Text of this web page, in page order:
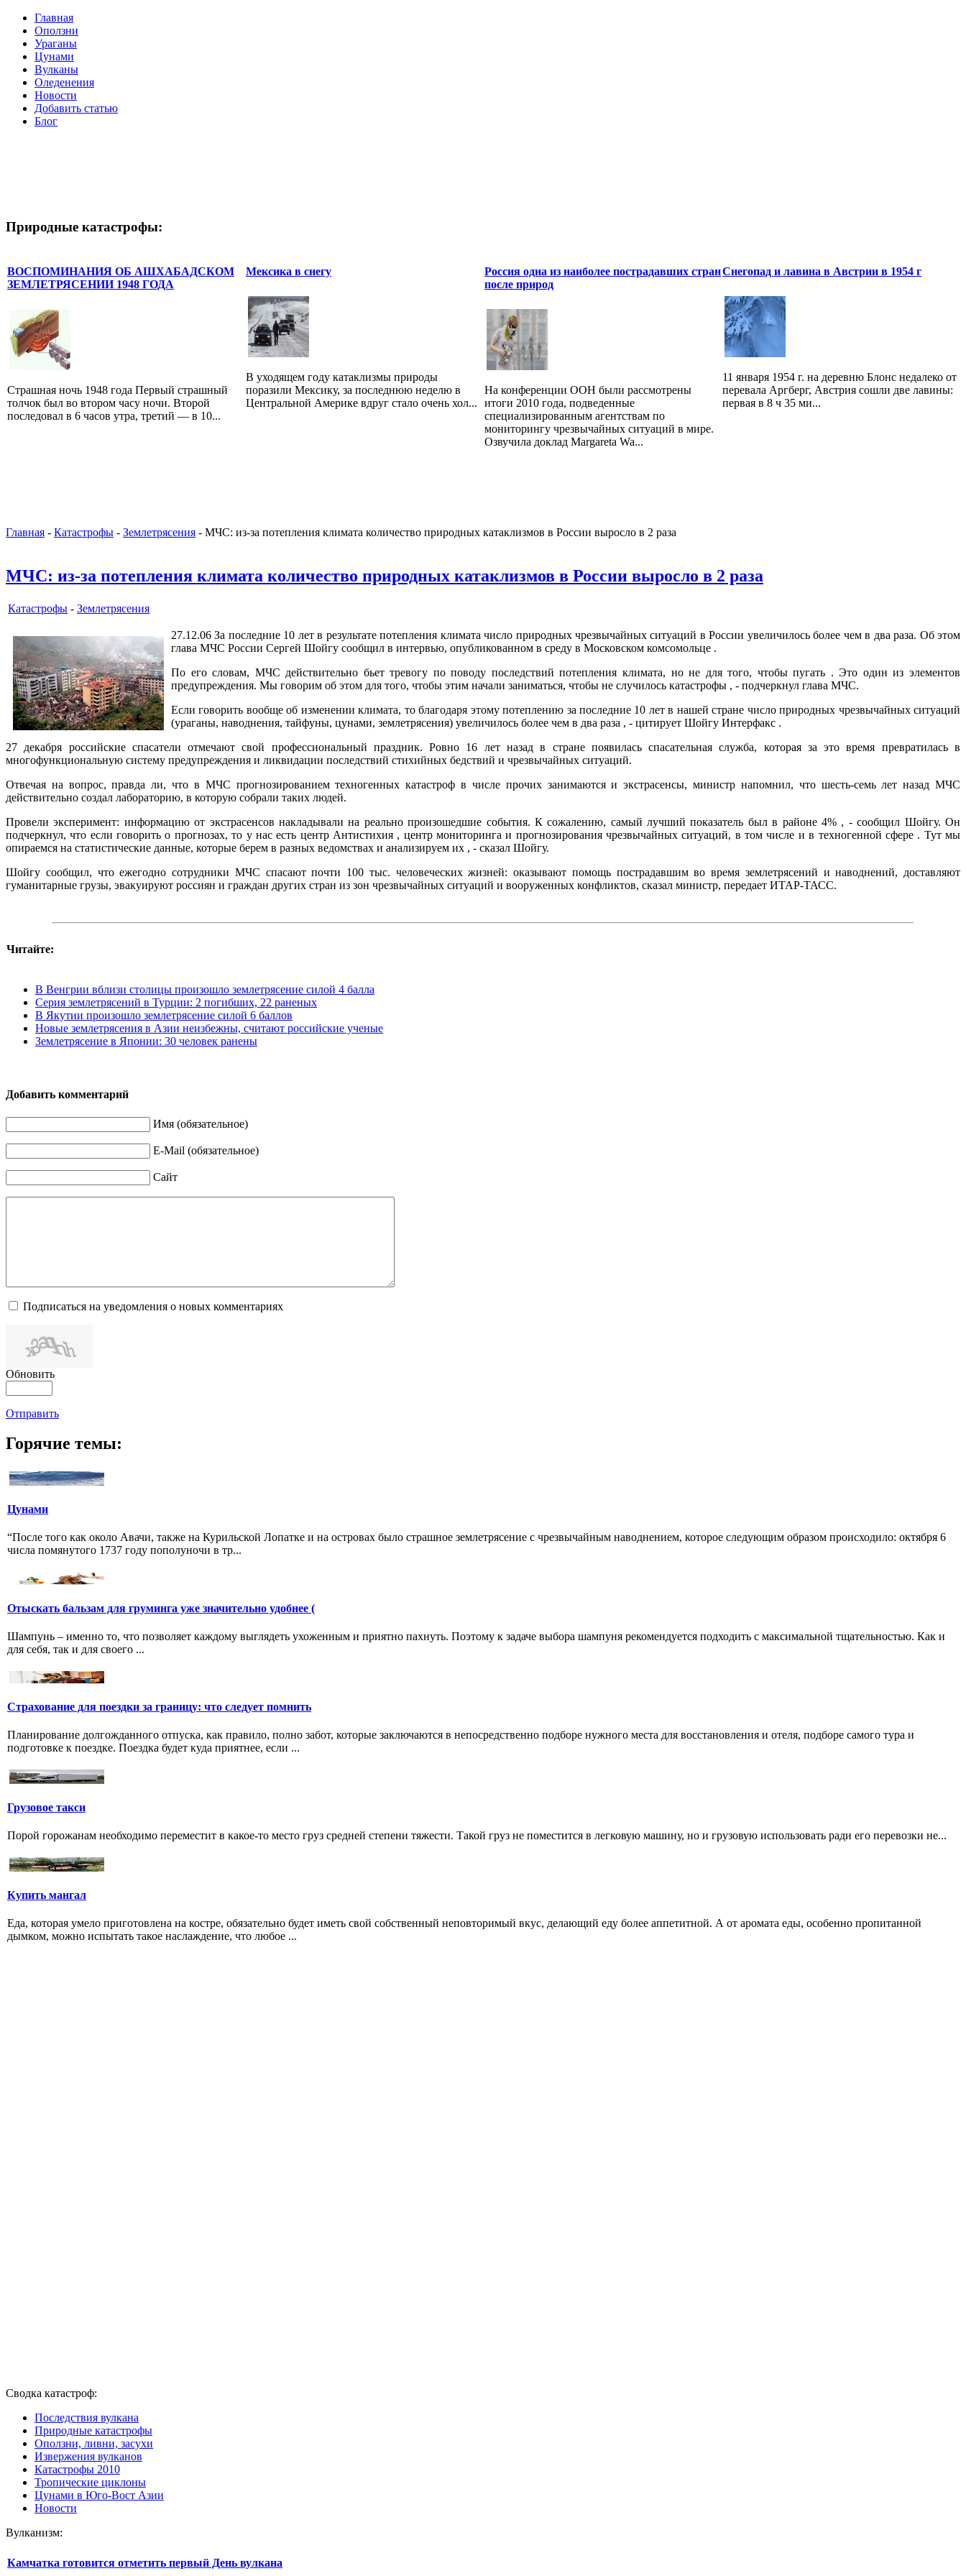
Главная
Оползни
Ураганы
Цунами
Вулканы
Оледенения
Новости
Добавить статью
Блог
Природные катастрофы:
ВОСПОМИНАНИЯ ОБ АШХАБАДСКОМ
ЗЕМЛЕТРЯСЕНИИ 1948 ГОДА
Страшная ночь 1948 года Первый страшный
толчок был во втором часу ночи. Второй
последовал в 6 часов утра, третий — в 10...
Мексика в снегу
В уходящем году катаклизмы природы
поразили Мексику, за последнюю неделю в
Центральной Америке вдруг стало очень хол...
Россия одна из наиболее пострадавших стран
после природ
На конференции ООН были рассмотрены
итоги 2010 года, подведенные
специализированным агентствам по
мониторингу чрезвычайных ситуаций в мире.
Озвучила доклад Margareta Wa...
Снегопад и лавина в Австрии в 1954 г
11 января 1954 г. на деревню Блонс недалеко от
перевала Аргберг, Австрия сошли две лавины:
первая в 8 ч 35 ми...
Главная - Катастрофы - Землетрясения - МЧС: из-за потепления климата количество природных катаклизмов в России выросло в 2 раза
МЧС: из-за потепления климата количество природных катаклизмов в России выросло в 2 раза
Катастрофы - Землетрясения
27.12.06 За последние 10 лет в результате потепления климата число природных чрезвычайных ситуаций в России увеличилось более чем в два раза. Об этом
глава МЧС России Сергей Шойгу сообщил в интервью, опубликованном в среду в Московском комсомольце .
По его словам, МЧС действительно бьет тревогу по поводу последствий потепления климата, но не для того, чтобы пугать . Это один из элементов
предупреждения. Мы говорим об этом для того, чтобы этим начали заниматься, чтобы не случилось катастрофы , - подчеркнул глава МЧС.
Если говорить вообще об изменении климата, то благодаря этому потеплению за последние 10 лет в нашей стране число природных чрезвычайных ситуаций
(ураганы, наводнения, тайфуны, цунами, землетрясения) увеличилось более чем в два раза , - цитирует Шойгу Интерфакс .
27 декабря российские спасатели отмечают свой профессиональный праздник. Ровно 16 лет назад в стране появилась спасательная служба, которая за это время превратилась в
многофункциональную систему предупреждения и ликвидации последствий стихийных бедствий и чрезвычайных ситуаций.
Отвечая на вопрос, правда ли, что в МЧС прогнозированием техногенных катастроф в числе прочих занимаются и экстрасенсы, министр напомнил, что шесть-семь лет назад МЧС
действительно создал лабораторию, в которую собрали таких людей.
Провели эксперимент: информацию от экстрасенсов накладывали на реально произошедшие события. К сожалению, самый лучший показатель был в районе 4% , - сообщил Шойгу. Он
подчеркнул, что если говорить о прогнозах, то у нас есть центр Антистихия , центр мониторинга и прогнозирования чрезвычайных ситуаций, в том числе и в техногенной сфере . Тут мы
опираемся на статистические данные, которые берем в разных ведомствах и анализируем их , - сказал Шойгу.
Шойгу сообщил, что ежегодно сотрудники МЧС спасают почти 100 тыс. человеческих жизней: оказывают помощь пострадавшим во время землетрясений и наводнений, доставляют
гуманитарные грузы, эвакуируют россиян и граждан других стран из зон чрезвычайных ситуаций и вооруженных конфликтов, сказал министр, передает ИТАР-ТАСС.
Читайте:
В Венгрии вблизи столицы произошло землетрясение силой 4 балла
Серия землетрясений в Турции: 2 погибших, 22 раненых
В Якутии произошло землетрясение силой 6 баллов
Новые землетрясения в Азии неизбежны, считают российские ученые
Землетрясение в Японии: 30 человек ранены
Добавить комментарий
Имя (обязательное)
E-Mail (обязательное)
Сайт
Подписаться на уведомления о новых комментариях
Обновить
Отправить
Горячие темы:
Цунами
“После того как около Авачи, также на Курильской Лопатке и на островах было страшное землетрясение с чрезвычайным наводнением, которое следующим образом происходило: октября 6
числа помянутого 1737 году пополуночи в тр...
Отыскать бальзам для груминга уже значительно удобнее (
Шампунь – именно то, что позволяет каждому выглядеть ухоженным и приятно пахнуть. Поэтому к задаче выбора шампуня рекомендуется подходить с максимальной тщательностью. Как и
для себя, так и для своего ...
Страхование для поездки за границу: что следует помнить
Планирование долгожданного отпуска, как правило, полно забот, которые заключаются в непосредственно подборе нужного места для восстановления и отеля, подборе самого тура и
подготовке к поездке. Поездка будет куда приятнее, если ...
Грузовое такси
Порой горожанам необходимо переместит в какое-то место груз средней степени тяжести. Такой груз не поместится в легковую машину, но и грузовую использовать ради его перевозки не...
Купить мангал
Еда, которая умело приготовлена на костре, обязательно будет иметь свой собственный неповторимый вкус, делающий еду более аппетитной. А от аромата еды, особенно пропитанной
дымком, можно испытать такое наслаждение, что любое ...
Сводка катастроф:
Последствия вулкана
Природные катастрофы
Оползни, ливни, засухи
Извержения вулканов
Катастрофы 2010
Тропические циклоны
Цунами в Юго-Вост Азии
Новости
Вулканизм:
Камчатка готовится отметить первый День вулкана